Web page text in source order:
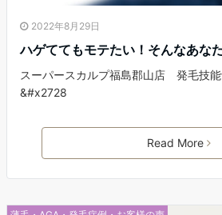
2022年8月29日
ハゲててもモテたい！そんなあな
スーパースカルプ福島郡山店 発毛技
&#x2728
Read More